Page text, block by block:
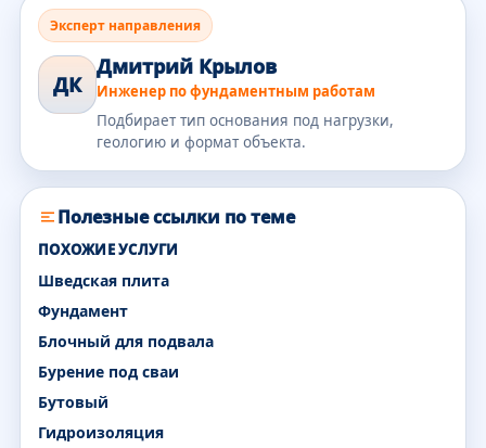
Эксперт направления
ДК
Дмитрий Крылов
Инженер по фундаментным работам
Подбирает тип основания под нагрузки,
геологию и формат объекта.
Полезные ссылки по теме
ПОХОЖИЕ УСЛУГИ
Шведская плита
Фундамент
Блочный для подвала
Бурение под сваи
Бутовый
Гидроизоляция